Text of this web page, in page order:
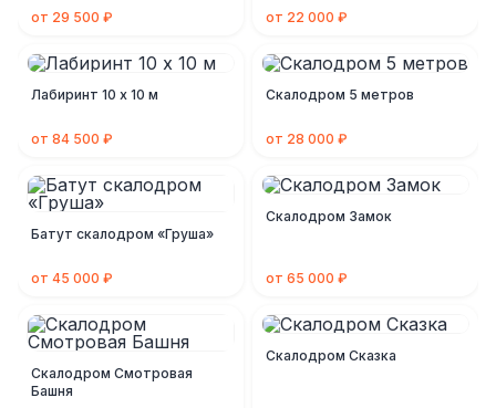
от 29 500 ₽
от 22 000 ₽
Лабиринт 10 х 10 м
от 84 500 ₽
Скалодром 5 метров
от 28 000 ₽
Батут скалодром «Груша»
от 45 000 ₽
Скалодром Замок
от 65 000 ₽
Скалодром Смотровая
Башня
Скалодром Сказка